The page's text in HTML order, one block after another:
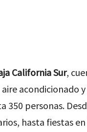
California Sur,
acondicionado
350 personas.
hasta fiestas